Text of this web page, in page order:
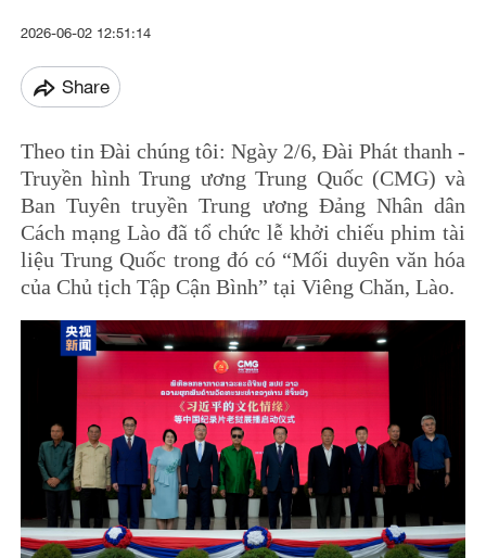
2026-06-02 12:51:14
Share
Theo tin Đài chúng tôi: Ngày 2/6, Đài Phát thanh -
Truyền hình Trung ương Trung Quốc (CMG) và
Ban Tuyên truyền Trung ương Đảng Nhân dân
Cách mạng Lào đã tổ chức lễ khởi chiếu phim tài
liệu Trung Quốc trong đó có “Mối duyên văn hóa
của Chủ tịch Tập Cận Bình” tại Viêng Chăn, Lào.